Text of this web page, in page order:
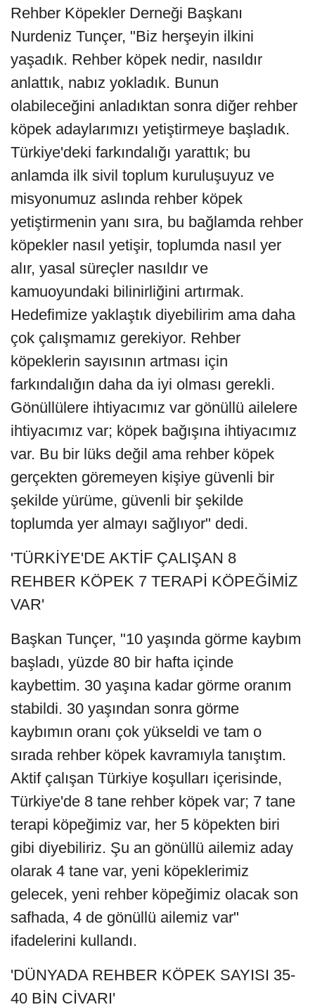
Rehber Köpekler Derneği Başkanı
Nurdeniz Tunçer, "Biz herşeyin ilkini
yaşadık. Rehber köpek nedir, nasıldır
anlattık, nabız yokladık. Bunun
olabileceğini anladıktan sonra diğer rehber
köpek adaylarımızı yetiştirmeye başladık.
Türkiye'deki farkındalığı yarattık; bu
anlamda ilk sivil toplum kuruluşuyuz ve
misyonumuz aslında rehber köpek
yetiştirmenin yanı sıra, bu bağlamda rehber
köpekler nasıl yetişir, toplumda nasıl yer
alır, yasal süreçler nasıldır ve
kamuoyundaki bilinirliğini artırmak.
Hedefimize yaklaştık diyebilirim ama daha
çok çalışmamız gerekiyor. Rehber
köpeklerin sayısının artması için
farkındalığın daha da iyi olması gerekli.
Gönüllülere ihtiyacımız var gönüllü ailelere
ihtiyacımız var; köpek bağışına ihtiyacımız
var. Bu bir lüks değil ama rehber köpek
gerçekten göremeyen kişiye güvenli bir
şekilde yürüme, güvenli bir şekilde
toplumda yer almayı sağlıyor" dedi.
'TÜRKİYE'DE AKTİF ÇALIŞAN 8
REHBER KÖPEK 7 TERAPİ KÖPEĞİMİZ
VAR'
Başkan Tunçer, "10 yaşında görme kaybım
başladı, yüzde 80 bir hafta içinde
kaybettim. 30 yaşına kadar görme oranım
stabildi. 30 yaşından sonra görme
kaybımın oranı çok yükseldi ve tam o
sırada rehber köpek kavramıyla tanıştım.
Aktif çalışan Türkiye koşulları içerisinde,
Türkiye'de 8 tane rehber köpek var; 7 tane
terapi köpeğimiz var, her 5 köpekten biri
gibi diyebiliriz. Şu an gönüllü ailemiz aday
olarak 4 tane var, yeni köpeklerimiz
gelecek, yeni rehber köpeğimiz olacak son
safhada, 4 de gönüllü ailemiz var"
ifadelerini kullandı.
'DÜNYADA REHBER KÖPEK SAYISI 35-
40 BİN CİVARI'